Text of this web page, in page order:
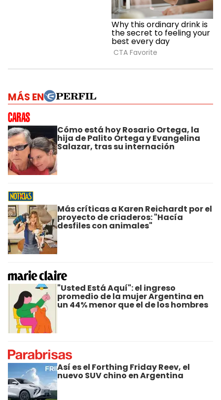
MÁS EN
Cómo está hoy Rosario Ortega, la
hija de Palito Ortega y Evangelina
Salazar, tras su internación
Más críticas a Karen Reichardt por el
proyecto de criaderos: "Hacía
desfiles con animales"
"Usted Está Aquí": el ingreso
promedio de la mujer Argentina en
un 44% menor que el de los hombres
Así es el Forthing Friday Reev, el
nuevo SUV chino en Argentina